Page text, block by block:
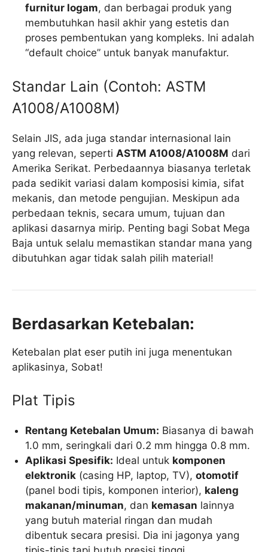
furnitur logam, dan berbagai produk yang
membutuhkan hasil akhir yang estetis dan
proses pembentukan yang kompleks. Ini adalah
“default choice” untuk banyak manufaktur.
Standar Lain (Contoh: ASTM
A1008/A1008M)
Selain JIS, ada juga standar internasional lain
yang relevan, seperti ASTM A1008/A1008M dari
Amerika Serikat. Perbedaannya biasanya terletak
pada sedikit variasi dalam komposisi kimia, sifat
mekanis, dan metode pengujian. Meskipun ada
perbedaan teknis, secara umum, tujuan dan
aplikasi dasarnya mirip. Penting bagi Sobat Mega
Baja untuk selalu memastikan standar mana yang
dibutuhkan agar tidak salah pilih material!
Berdasarkan Ketebalan:
Ketebalan plat eser putih ini juga menentukan
aplikasinya, Sobat!
Plat Tipis
Rentang Ketebalan Umum: Biasanya di bawah
1.0 mm, seringkali dari 0.2 mm hingga 0.8 mm.
Aplikasi Spesifik: Ideal untuk komponen
elektronik (casing HP, laptop, TV),otomotif
(panel bodi tipis, komponen interior), kaleng
makanan/minuman, dan kemasan lainnya
yang butuh material ringan dan mudah
dibentuk secara presisi. Dia ini jagonya yang